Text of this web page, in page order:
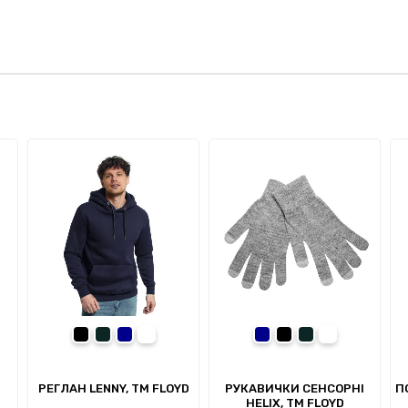
РЕГЛАН LENNY, TM FLOYD
РУКАВИЧКИ СЕНСОРНІ
HELIX, TM FLOYD